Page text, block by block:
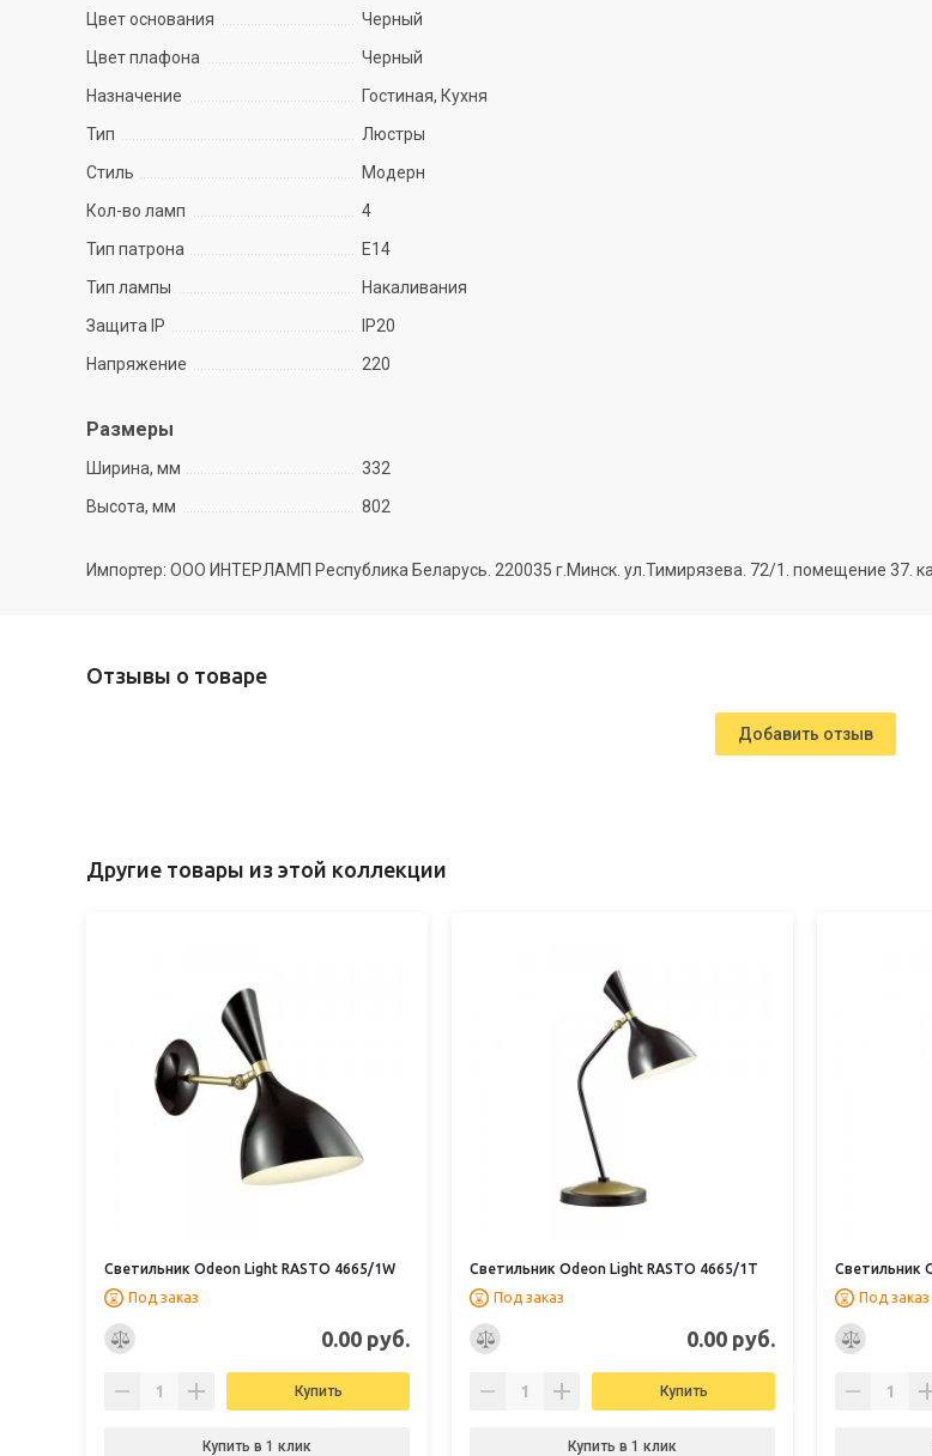
Цвет основания
Черный
Цвет плафона
Черный
Назначение
Гостиная, Кухня
Тип
Люстры
Стиль
Модерн
Кол-во ламп
4
Тип патрона
E14
Тип лампы
Накаливания
Защита IP
IP20
Напряжение
220
Размеры
Ширина, мм
332
Высота, мм
802
Импортер: ООО ИНТЕРЛАМП Республика Беларусь. 220035 г.Минск. ул.Тимирязева. 72/1. помещение 37.
Отзывы о товаре
Добавить отзыв
Другие товары из этой коллекции
Светильник Odeon Light RASTO 4665/1W
Под заказ
0.00 руб.
Купить
Купить в 1 клик
Светильник Odeon Light RASTO 4665/1T
Под заказ
0.00 руб.
Купить
Купить в 1 клик
Светильник
Под заказ